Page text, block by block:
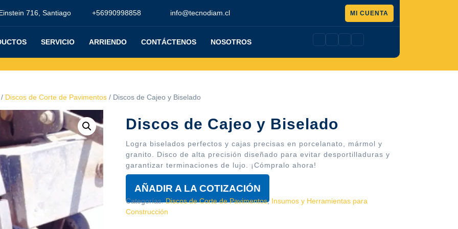
716, Santiago +56990998858 info@tecnodiam.cl MI CUENTA
presupuesto
SERVICIO ARRIENDO CONTÁCTENOS NOSOTROS
/ Discos de Corte de Pavimentos / Discos de Cajeo y Biselado
Discos de Cajeo y Biselado
Logra biselados perfectos y cajas precisas en porcelanato, mármol y
granito. Disco de alta precisión diseñado para evitar desportilladuras y
garantizar terminaciones de lujo. ¡Cómpralo ahora!
AÑADIR A LA COTIZACIÓN
Categorías:Discos de Corte de Pavimentos, Insumos y Herramientas para
Construcción